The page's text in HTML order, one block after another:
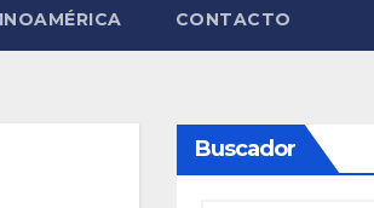
CONTACTO
Buscador